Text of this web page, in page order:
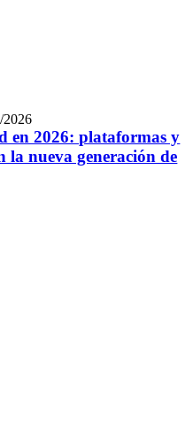
2026
en 2026: plataformas y
la nueva generación de